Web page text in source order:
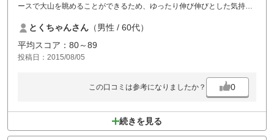
ースで大山を眺めることができるため、ゆったり伸び伸びとした気持ち
足りなく感じてしまうほど素晴らしいロケーションで十分に満足するこ
とができました。
とくちゃんさん （男性 / 60代）
平均スコア：80～89
投稿日：2015/08/05
この口コミは参考になりましたか？ 0
続きを見る